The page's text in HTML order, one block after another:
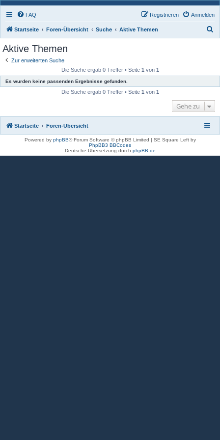
FAQ Anmelden
Registrieren
Startseite Foren-Übersicht Suche Aktive Themen
e
Aktive Themen
Zur erweiterten Suche
Die Suche ergab 0 Treffer • Seite 1 von 1
Es wurden keine passenden Ergebnisse gefunden.
Die Suche ergab 0 Treffer • Seite 1 von 1
Gehe zu
Startseite Foren-Übersicht
Powered by phpBB® Forum Software © phpBB Limited | SE Square Left by
PhpBB3 BBCodes
Deutsche Übersetzung durch phpBB.de